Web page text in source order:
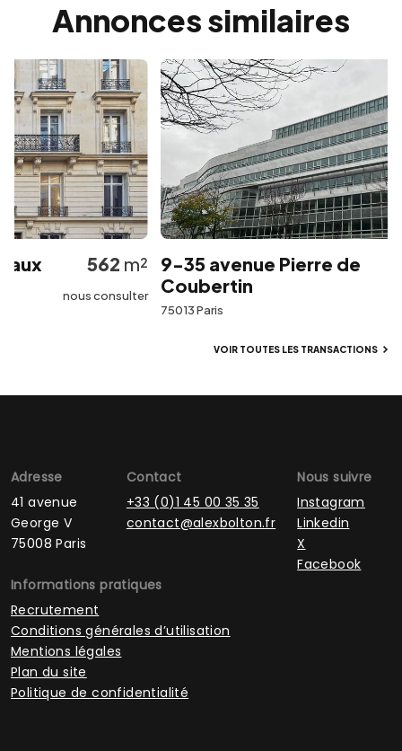
Annonces similaires
562m²
nous consulter
9-35 avenue Pierre de
Coubertin
75013 Paris
VOIR TOUTES LES TRANSACTIONS
Adresse
41 avenue
George V
75008 Paris
Contact
+33 (0)1 45 00 35 35
contact@alexbolton.fr
Nous suivre
Instagram
Linkedin
X
Facebook
Informations pratiques
Recrutement
Conditions générales d’utilisation
Mentions légales
Plan du site
Politique de confidentialité